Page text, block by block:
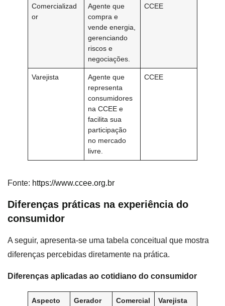
Comercializad
or
Agente que
compra e
vende energia,
gerenciando
riscos e
negociações.
CCEE
Varejista
Agente que
representa
consumidores
na CCEE e
facilita sua
participação
no mercado
livre.
CCEE
Fonte: https://www.ccee.org.br
Diferenças práticas na experiência do
consumidor
A seguir, apresenta-se uma tabela conceitual que mostra
diferenças percebidas diretamente na prática.
Diferenças aplicadas ao cotidiano do consumidor
Aspecto Gerador
Comercial
Varejista